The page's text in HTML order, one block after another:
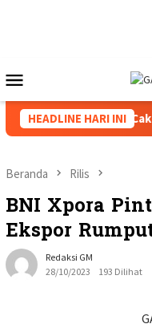
Mobile
HEADLINE HARI INI
Menguat, Tiga
Beranda Rilis
BNI Xpora
Ekspor
Redaksi GM
28/10/2023
193 Dilihat